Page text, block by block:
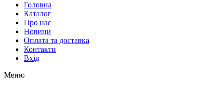
Головна
Каталог
Про нас
Новини
Оплата та доставка
Контакти
Вхiд
Меню